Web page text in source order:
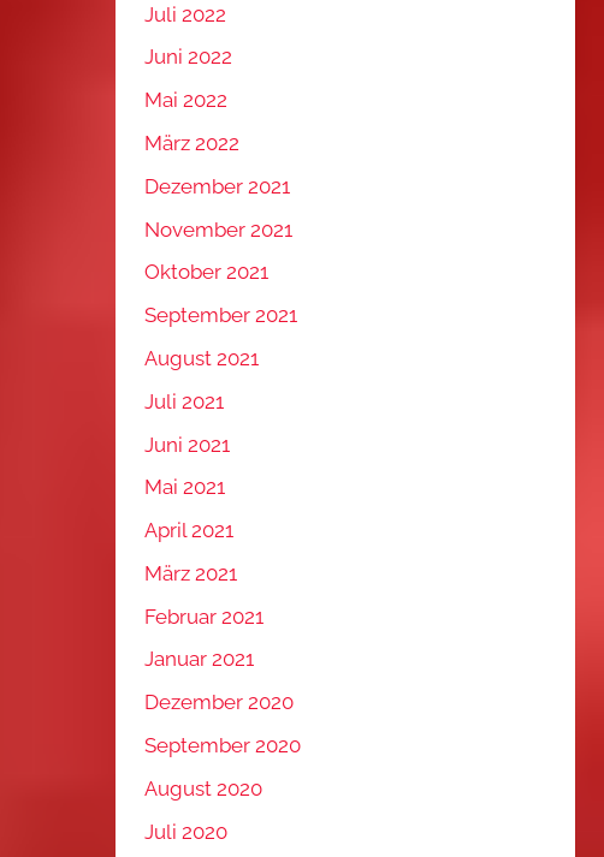
Juli 2022
Juni 2022
Mai 2022
März 2022
Dezember 2021
November 2021
Oktober 2021
September 2021
August 2021
Juli 2021
Juni 2021
Mai 2021
April 2021
März 2021
Februar 2021
Januar 2021
Dezember 2020
September 2020
August 2020
Juli 2020